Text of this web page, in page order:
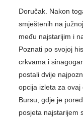
Doručak. Nakon
smještenih na
među najstarijim i
Poznati po svojoj
crkvama i
postali dvije
opcija izleta za
Bursu, gdje je
posjeta najstarijem